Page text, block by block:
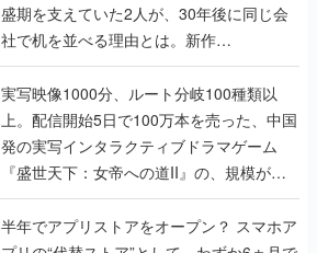
盛期を支えていた2人が、30年後に同じ会
社で机を並べる理由とは。新作
『TATSUJIN EXTREME』で初タッグを組
んだレジェンド2人に訊く開発秘話
実写映像1000分、ルート分岐100種類以
上。配信開始5日で100万本を売った、中国
発の実写インタラクティブドラマゲーム
『盛世天下：女帝への道II』の、規模が違
うこだわりをプロデューサーに聞いた
半年でアプリストアをオープン？ スマホア